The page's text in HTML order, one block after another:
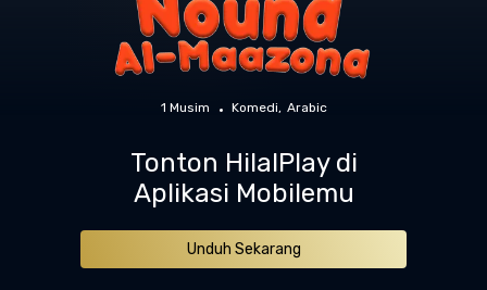
1 Musim Komedi Arabic
Tonton HilalPlay di
Aplikasi Mobilemu
Unduh Sekarang